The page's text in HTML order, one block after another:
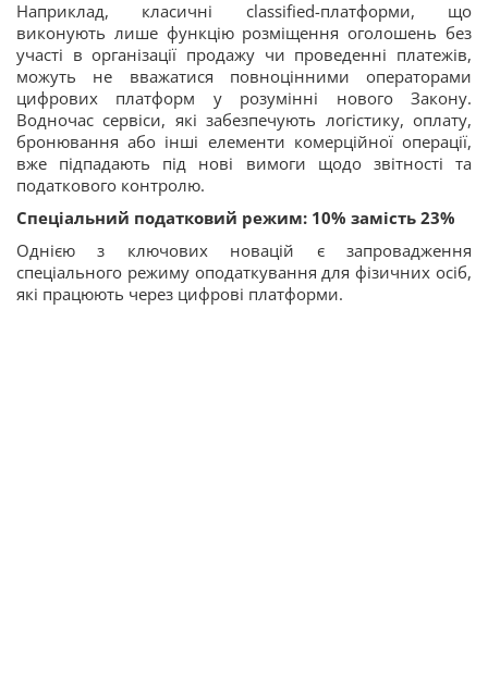
Наприклад, класичні classified-платформи, що
виконують лише функцію розміщення оголошень без
участі в організації продажу чи проведенні платежів,
можуть не вважатися повноцінними операторами
цифрових платформ у розумінні нового Закону.
Водночас сервіси, які забезпечують логістику, оплату,
бронювання або інші елементи комерційної операції,
вже підпадають під нові вимоги щодо звітності та
податкового контролю.
Спеціальний податковий режим: 10% замість 23%
Однією з ключових новацій є запровадження
спеціального режиму оподаткування для фізичних осіб,
які працюють через цифрові платформи.